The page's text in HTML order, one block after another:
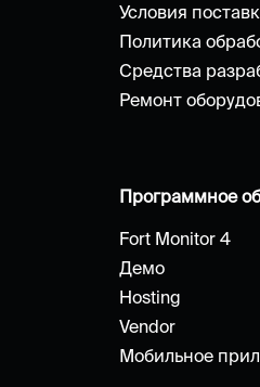
Условия
Политика
Средства
Ремонт
Программное
Fort Monitor 4
Демо
Hosting
Vendor
Мобильное